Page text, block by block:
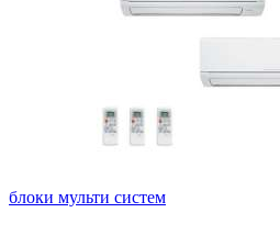
блоки мульти систем